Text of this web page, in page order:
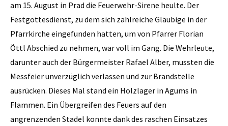
am 15. August in Prad die Feuerwehr-Sirene heulte. Der
Festgottesdienst, zu dem sich zahlreiche Gläubige in der
Pfarrkirche eingefunden hatten, um von Pfarrer Florian
Öttl Abschied zu nehmen, war voll im Gang. Die Wehrleute,
darunter auch der Bürgermeister Rafael Alber, mussten die
Messfeier unverzüglich verlassen und zur Brandstelle
ausrücken. Dieses Mal stand ein Holzlager in Agums in
Flammen. Ein Übergreifen des Feuers auf den
angrenzenden Stadel konnte dank des raschen Einsatzes